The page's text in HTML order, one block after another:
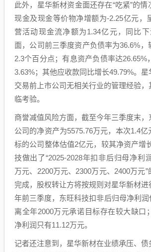
此外，星华新材资金面还存在“吃紧”的
现金及现金等价物净增额为-2.25亿元，
营活动现金流净额为1.34亿元，同比
面，公司前三季度资产负债率为36.6%，
2.3个百分点；有息资产负债率达26.65%
3.63%；其他应收款同比增长49.79%。
交易前上市公司无相关行业的管理经验
临考验。
商誉减值风险方面，截至今年三季度末，
公司的净资产为5575.76万元，本次1.4
标的公司整体估值2亿元，较其净资产增
技做出了“2025-2028年扣非后归母净利
万元、2200万元、2300万元、2400万元
完成，股权转让方将按规则对星华新材进
年前三季度，东旺科技扣非后归母净利润
离全年2000万元承诺目标存在较大缺口
净利润只有11.12万元。
记者还注意到，星华新材在业绩承压、债